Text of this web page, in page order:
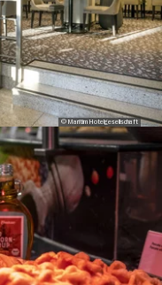
© Maritim Hotelgesellschaft